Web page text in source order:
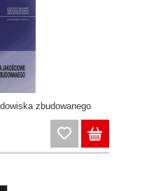
zbudowanego